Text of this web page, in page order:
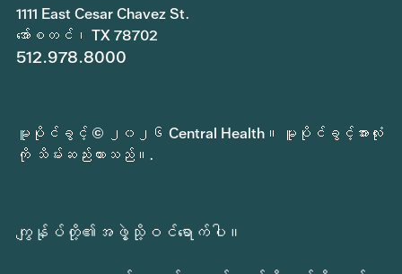
1111 East Cesar Chavez St.
အော်စတင်၊ TX 78702
512.978.8000
မူပိုင်ခွင့် © ၂၀၂၆ Central Health။ မူပိုင်ခွင့်အားလုံး
ကို သိမ်းဆည်းထားသည်။.
ကျွန်ုပ်တို့၏အဖွဲ့သို့ဝင်ရောက်ပါ။